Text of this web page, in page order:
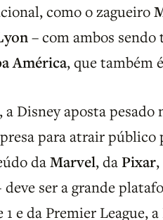
como o zagueiro
– com ambos
América, que também
, a Disney aposta
para atrair público
daMarvel, daPixar
deve ser a grande
e da Premier League, a